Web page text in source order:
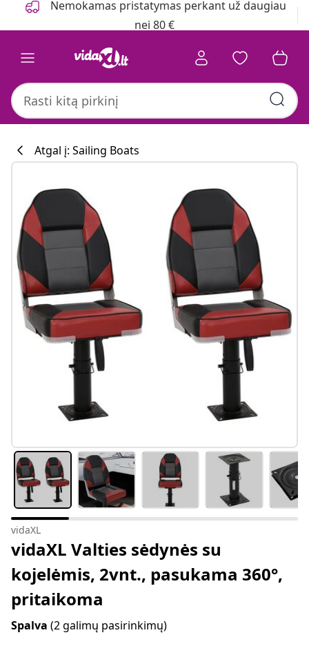
Nemokamas pristatymas perkant už daugiau
nei 80 €
Atgal į: Sailing Boats
vidaXL
vidaXL Valties sėdynės su
kojelėmis, 2vnt., pasukama 360°,
pritaikoma
Spalva (2 galimų pasirinkimų)